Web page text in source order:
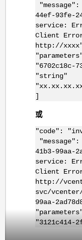
44ef-93fe-
service:
Client
http://
"6702c18c-
"string"
]
或
"code":
41b3-99aa-
service:
Client Error:
http://
svc/
99aa-
"3121c414-